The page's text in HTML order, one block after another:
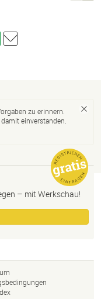
zu erinnern.
einverstanden.
– mit Werkschau!